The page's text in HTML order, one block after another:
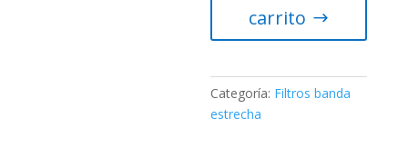
de
Ø
carrito
Categoría: Filtros banda
estrecha